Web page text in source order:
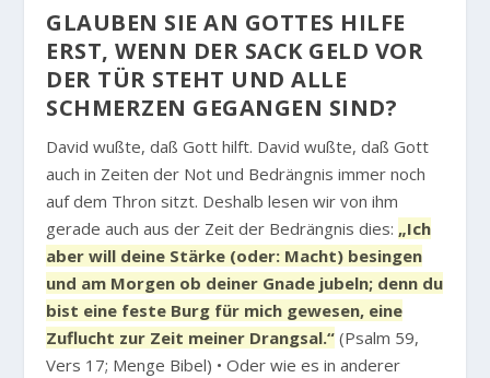
GLAUBEN SIE AN GOTTES HILFE
ERST, WENN DER SACK GELD VOR
DER TÜR STEHT UND ALLE
SCHMERZEN GEGANGEN SIND?
David wußte, daß Gott hilft. David wußte, daß Gott
auch in Zeiten der Not und Bedrängnis immer noch
auf dem Thron sitzt. Deshalb lesen wir von ihm
gerade auch aus der Zeit der Bedrängnis dies: „Ich
aber will deine Stärke (oder: Macht) besingen
und am Morgen ob deiner Gnade jubeln; denn du
bist eine feste Burg für mich gewesen, eine
Zuflucht zur Zeit meiner Drangsal.“ (Psalm 59,
Vers 17; Menge Bibel) • Oder wie es in anderer